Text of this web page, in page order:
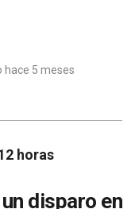
hace 5 meses
horas
disparo en